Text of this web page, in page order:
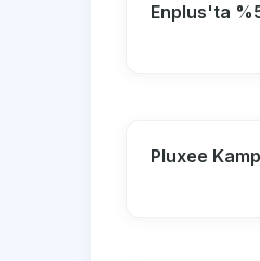
Enplus'ta
Pluxee